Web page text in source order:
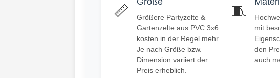
📏
Größere Partyzelte &
Gartenzelte aus PVC 3x6
kosten in der Regel mehr.
Je nach Größe bzw.
Dimension variiert der
Preis erheblich.
🧵
mit
den
auch